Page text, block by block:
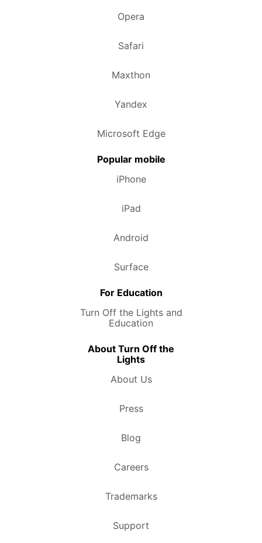
Opera
Safari
Maxthon
Yandex
Microsoft Edge
Popular mobile
iPhone
iPad
Android
Surface
For Education
Turn Off the Lights and
Education
About Turn Off the
Lights
About Us
Press
Blog
Careers
Trademarks
Support